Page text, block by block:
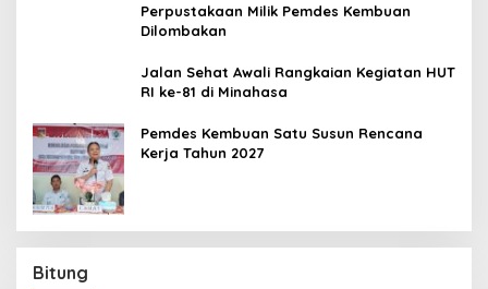
Perpustakaan Milik Pemdes Kembuan
Dilombakan
Jalan Sehat Awali Rangkaian Kegiatan HUT
RI ke-81 di Minahasa
Pemdes Kembuan Satu Susun Rencana
Kerja Tahun 2027
Bitung